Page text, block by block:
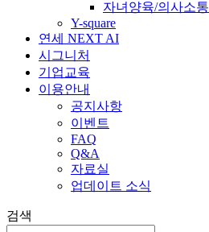
자녀양육/의사소통
Y-square
연세 NEXT AI
시그니처
기업교육
이용안내
공지사항
이벤트
FAQ
Q&A
자료실
업데이트 소식
검색